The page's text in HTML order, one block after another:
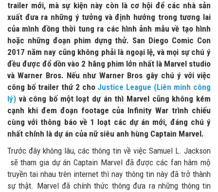
trailer mới, mà sự kiện này còn là cơ hội để các nhà sản
xuất đưa ra những ý tưởng và định hướng trong tương lai
của mình đồng thời tung ra các hình ảnh mẫu về tạo hình
hoặc những đoạn phim dựng thử. San Diego Comic Con
2017 năm nay cũng không phải là ngoại lệ, và mọi sự chú ý
đều được đổ dồn vào 2 hãng phim lớn nhất là Marvel studio
và Warner Bros. Nếu như Warner Bros gây chú ý với việc
công bố trailer thứ 2 cho Justice League (Liên minh công
lý) và công bố một loạt dự án thì Marvel cũng không kém
cạnh khi đem đoạn footage của Infinity War trình chiếu
cùng với thông báo về 1 loạt các dự án mới, đáng chú ý
nhất chính là dự án của nữ siêu anh hùng Captain Marvel.
Trước đây không lâu, các thông tin về việc Samuel L. Jackson
sẽ tham gia dự án Captain Marvel đã được các fan hâm mộ
truyền tai nhau trên internet thì nay thông tin này đã trở thành
sự thật. Marvel đã chính thức thông đưa ra những thông tin